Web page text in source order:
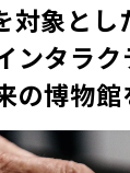
象とし
ンタラ
の博物